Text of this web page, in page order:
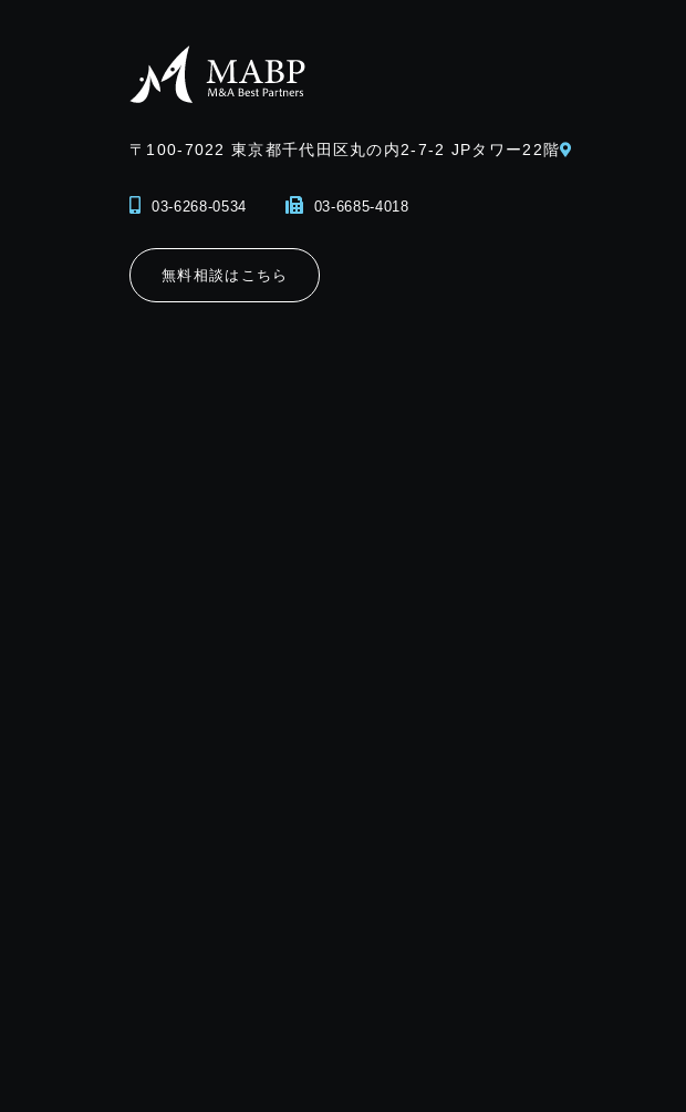
〒100-7022東京都千代田区丸の内2-7-2 JPタワー22階
03-6268-0534 03-6685-4018
無料相談はこちら